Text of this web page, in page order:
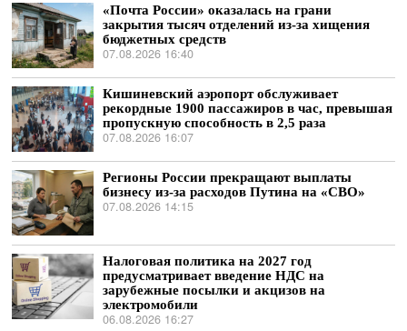
«Почта России» оказалась на грани
закрытия тысяч отделений из-за хищения
бюджетных средств
07.08.2026 16:40
Кишиневский аэропорт обслуживает
рекордные 1900 пассажиров в час, превышая
пропускную способность в 2,5 раза
07.08.2026 16:07
Регионы России прекращают выплаты
бизнесу из-за расходов Путина на «СВО»
07.08.2026 14:15
Налоговая политика на 2027 год
предусматривает введение НДС на
зарубежные посылки и акцизов на
электромобили
06.08.2026 16:27